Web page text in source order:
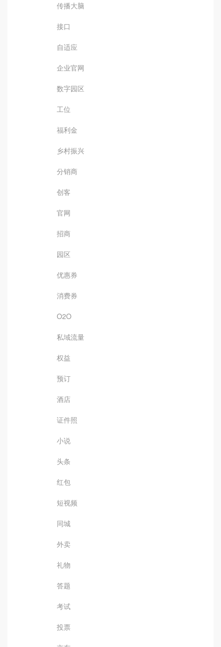
传播大脑
接口
自适应
企业官网
数字园区
工位
福利金
乡村振兴
分销商
创客
官网
招商
园区
优惠券
消费券
O2O
私域流量
权益
预订
酒店
证件照
小说
头条
红包
短视频
同城
外卖
礼物
答题
考试
投票